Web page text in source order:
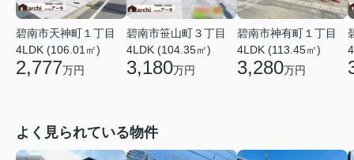
碧南市天神町１丁目
4LDK (106.01㎡)
2,777万円
碧南市笹山町３丁目
4LDK (104.35㎡)
3,180万円
碧南市神有町１丁目
4LDK (113.45㎡)
3,280万円
よく見られている物件